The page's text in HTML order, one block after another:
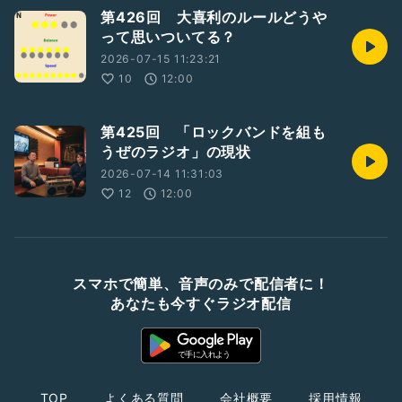
第426回 大喜利のルールどうや
って思いついてる？
2026-07-15 11:23:21
10
12:00
第425回 「ロックバンドを組も
うぜのラジオ」の現状
2026-07-14 11:31:03
12
12:00
スマホで簡単、音声のみで配信者に！
あなたも今すぐラジオ配信
TOP よくある質問 会社概要 採用情報